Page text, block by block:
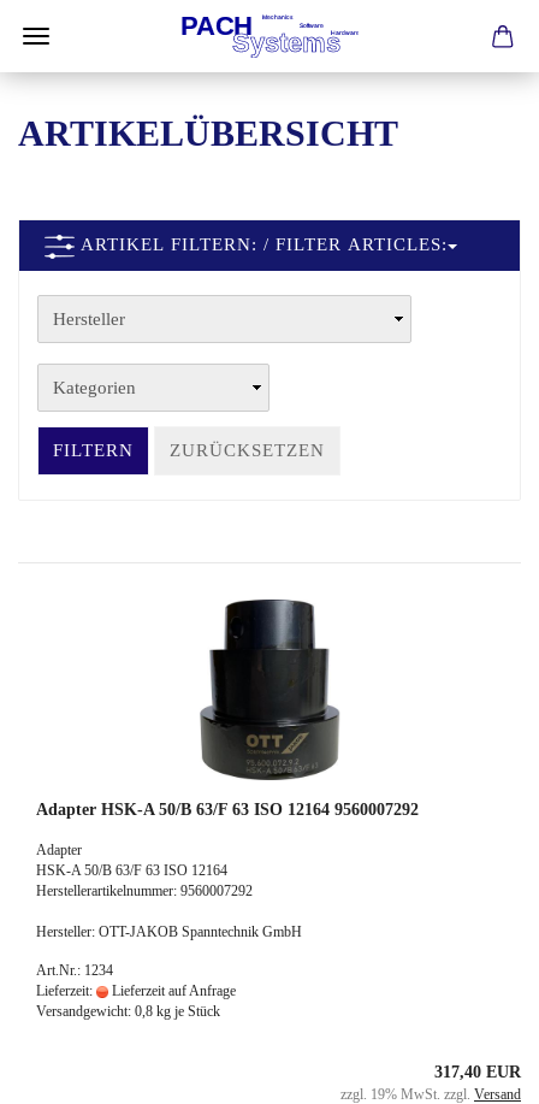
ARTIKELÜBERSICHT
ARTIKEL FILTERN: / FILTER ARTICLES:
FILTERN ZURÜCKSETZEN
Adapter HSK-A 50/B 63/F 63 ISO 12164 9560007292
Adapter
HSK-A 50/B 63/F 63 ISO 12164
Herstellerartikelnummer: 9560007292
Hersteller: OTT-JAKOB Spanntechnik GmbH
Art.Nr.: 1234
Lieferzeit:
Lieferzeit auf Anfrage
Versandgewicht: 0,8 kg je Stück
317,40 EUR
zzgl. 19% MwSt. zzgl. Versand